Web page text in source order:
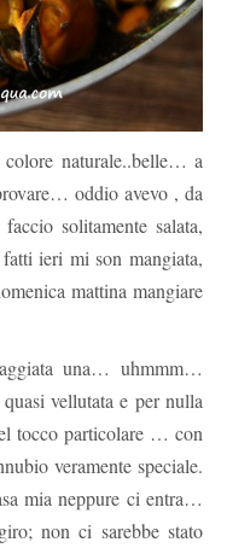
naturale..belle… a
oddio avevo , da
solitamente salata,
ieri mi son mangiata,
mattina mangiare
una… uhmmm…
vellutata e per nulla
tocco particolare … con
veramente speciale.
mia neppure ci entra…
non ci sarebbe stato